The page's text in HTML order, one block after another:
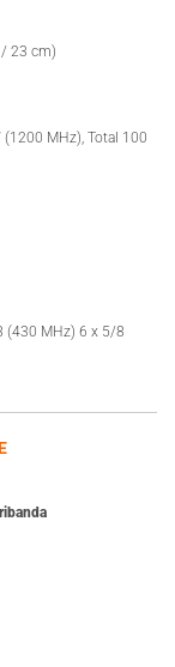
23 cm)
MHz), Total 100
(430 MHz) 6 x 5/8